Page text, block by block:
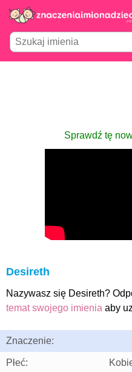
Sprawdź tę
Desireth
Nazywasz się Desireth?
temat swojego imienia aby
Znaczenie:
Płeć: